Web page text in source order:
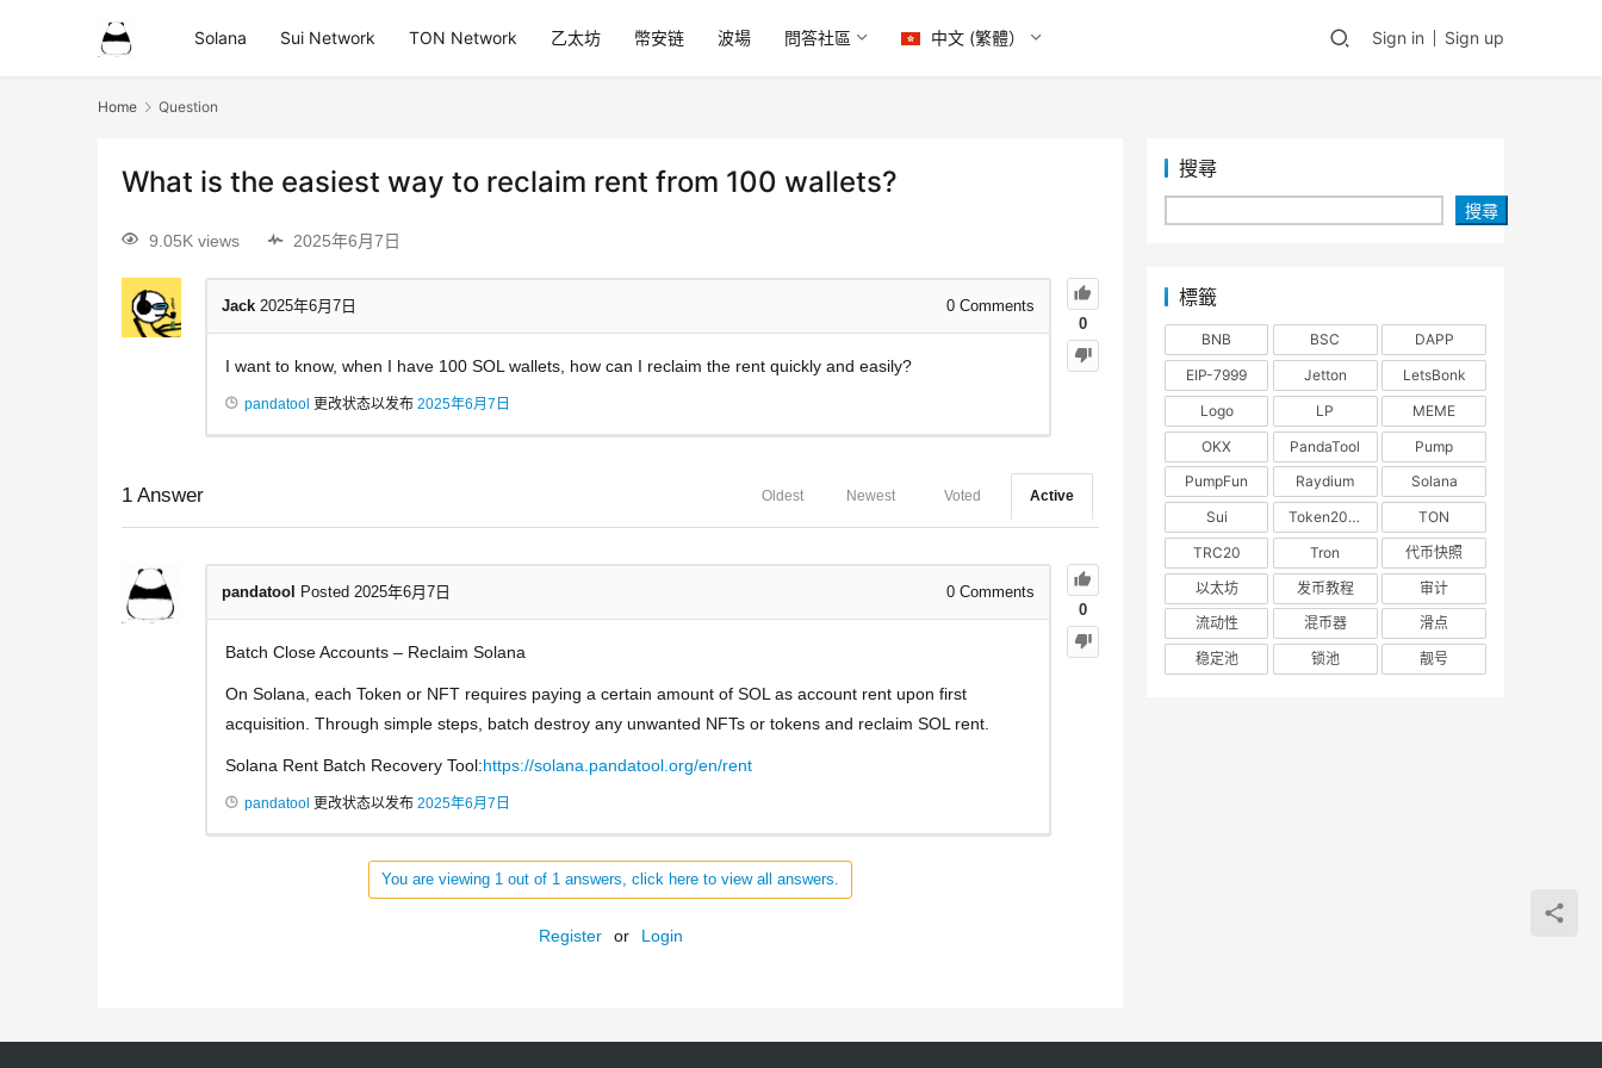
Solana Sui Network TON Network 乙太坊 幣安链 波場 問答社區 中文 (繁體） Sign in Sign up
Home Question
What is the easiest way to reclaim rent from 100 wallets?
9.05K views 2025年6月7日
0
Jack 2025年6月7日 0 Comments
I want to know, when I have 100 SOL wallets, how can I reclaim the rent quickly and easily?
pandatool 更改状态以发布 2025年6月7日
1 Answer Active
Voted
Newest
Oldest
0
pandatool Posted 2025年6月7日 0 Comments
Batch Close Accounts – Reclaim Solana
On Solana, each Token or NFT requires paying a certain amount of SOL as account rent upon first
acquisition. Through simple steps, batch destroy any unwanted NFTs or tokens and reclaim SOL rent.
Solana Rent Batch Recovery Tool:https://solana.pandatool.org/en/rent
pandatool 更改状态以发布 2025年6月7日
You are viewing 1 out of 1 answers, click here to view all answers.
Register or Login
搜尋
搜尋
標籤
BNB BSC
DAPP
EIP-7999
Jetton
LetsBonk
Logo
LP
MEME
OKX
PandaTool
Pump
PumpFun
Raydium
Solana
Sui
Token2022
TON
TRC20
Tron
代币快照
以太坊
发币教程
审计
流动性
混币器
滑点
稳定池
锁池 靓号